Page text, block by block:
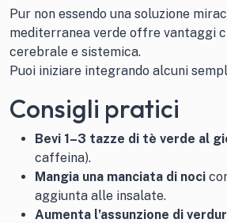
Pur non essendo una soluzione
mediterranea verde offre vantaggi
cerebrale e sistemica.
Puoi iniziare integrando alcuni
Consigli pratici
Bevi 1–3 tazze di tè verde al
caffeina).
Mangia una manciata di noci
aggiunta alle insalate.
Aumenta l’assunzione di